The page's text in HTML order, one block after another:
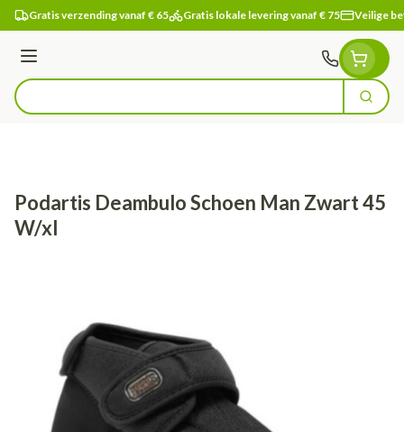
Ga naar de inhoud
Gratis verzending vanaf € 65 Gratis lokale levering vanaf € 75 Veilige
Menu
Product, merk, categorie... Zoek
Podartis Deambulo Schoen Man Zwart 45
W/xl